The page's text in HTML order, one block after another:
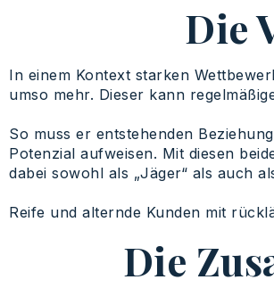
Die
In einem Kontext starken
umso mehr. Dieser kann
So muss er entstehenden
Potenzial aufweisen. Mit diesen
dabei sowohl als „Jäger“ als auch
Reife und alternde Kunden mit
Die